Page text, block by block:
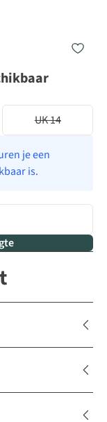
UK 14
je een
is.